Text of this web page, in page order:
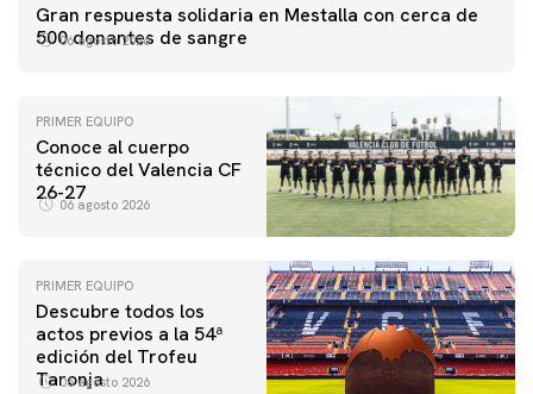
Gran respuesta solidaria en Mestalla con cerca de
500 donantes de sangre
06 agosto 2026
PRIMER EQUIPO
Conoce al cuerpo
técnico del Valencia CF
26-27
06 agosto 2026
PRIMER EQUIPO
Descubre todos los
actos previos a la 54ª
edición del Trofeu
Taronja
06 agosto 2026